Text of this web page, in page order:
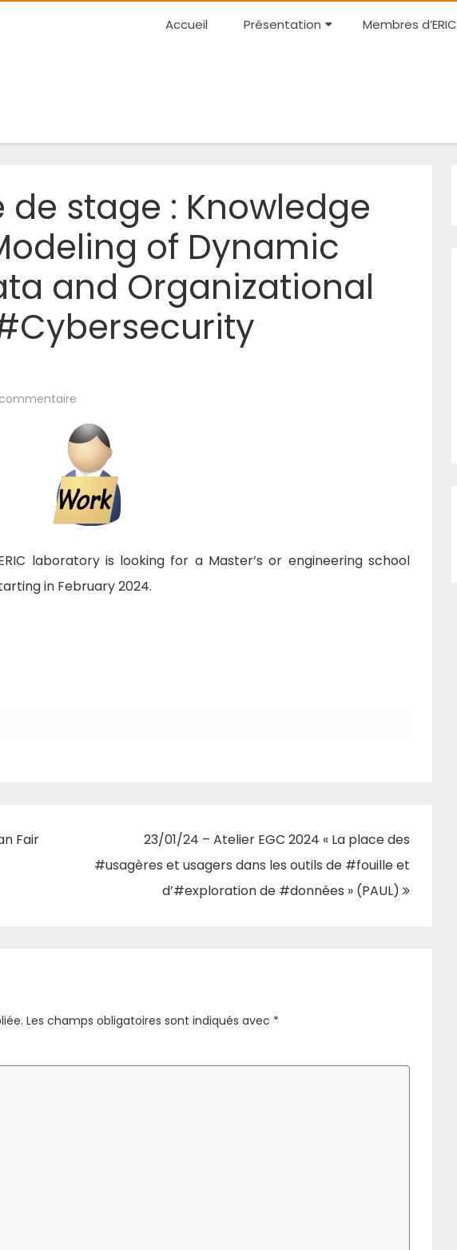
to
Accueil Présentation Membres d’ERIC
stage : Knowledge
of Dynamic
and Organizational
–
Offre
de
stage
:
Knowledge
Graph-
based
Modeling
of
Data
and
Organizational
Knowledge
laboratory is looking for a Master’s or engineering school
in February 2024.
Fair
23/01/24 – Atelier EGC 2024 « La place des
#usagères et usagers dans les outils de #fouille et
d’#exploration de #données » (PAUL)
Les champs obligatoires sont indiqués avec *